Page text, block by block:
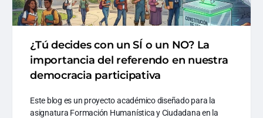
¿Tú decides con un SÍ o un NO? La
importancia del referendo en nuestra
democracia participativa
Este blog es un proyecto académico diseñado para la
asignatura Formación Humanística y Ciudadana en la